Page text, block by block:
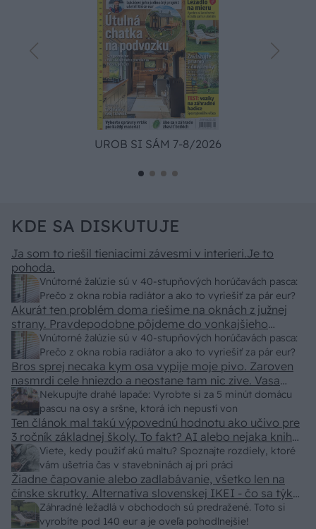
UROB SI SÁM 7-8/2026
KDE SA DISKUTUJE
Vnútorné žalúzie sú v 40-stupňových horúčavách pasca:
Prečo z okna robia radiátor a ako to vyriešiť za pár eur?
Ja som to riešil tieniacimi závesmi v interieri.Je to
pohoda.
Vnútorné žalúzie sú v 40-stupňových horúčavách pasca:
Prečo z okna robia radiátor a ako to vyriešiť za pár eur?
Akurát ten problém doma riešime na oknách z južnej
strany. Pravdepodobne pôjdeme do vonkajšieho
tienenia na spôsob markízy 250x150cm. Čínsky
predajcovia idú okolo 100 eur kus.
Nekupujte drahé lapače: Vyrobte si za 5 minút domácu
pascu na osy a sršne, ktorá ich nepustí von
Bros sprej necaka kym osa vypije moje pivo. Zaroven
nasmrdi cele hniezdo a neostane tam nic zive. Vasa
pasca naucinke moc efektivne. Skor pritiahne slimaky
Viete, kedy použiť akú maltu? Spoznajte rozdiely, ktoré
vám ušetria čas v stavebninách aj pri práci
Ten článok mal takú výpovednú hodnotu ako učivo pre
3 ročník základnej školy. To fakt? AI alebo nejaka kniha
z VŠ? Dnešné rychlotvrdnuce malty - pevnosť 40 Mpa a
doba schnutia tak 15 minut , k tomu vodotesné s
kryštálikou. A rozdiel - schnutie a zretie. Nič?
Záhradné ležadlá v obchodoch sú predražené. Toto si
vyrobíte pod 140 eur a je oveľa pohodlnejšie!
Žiadne čapovanie alebo zadlabávanie, všetko len na
čínske skrutky. Alternatíva slovenskej IKEI - čo sa týka
pevnosti. Autor si nedal veľa námahy s remeselným
spracovaním, škoda. No lepšie než ten odpad z DTD